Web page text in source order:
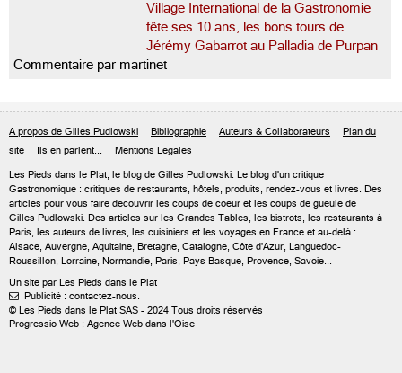
Village International de la Gastronomie
fête ses 10 ans, les bons tours de
Jérémy Gabarrot au Palladia de Purpan
Commentaire par martinet
A propos de Gilles Pudlowski Bibliographie Auteurs & Collaborateurs
Plan du
site
Ils en parlent... Mentions Légales
Les Pieds dans le Plat, le blog de Gilles Pudlowski. Le blog d'un critique
Gastronomique : critiques de restaurants, hôtels, produits, rendez-vous et livres. Des
articles pour vous faire découvrir les coups de coeur et les coups de gueule de
Gilles Pudlowski. Des articles sur les Grandes Tables, les bistrots, les restaurants à
Paris, les auteurs de livres, les cuisiniers et les voyages en France et au-delà :
Alsace, Auvergne, Aquitaine, Bretagne, Catalogne, Côte d'Azur, Languedoc-
Roussillon, Lorraine, Normandie, Paris, Pays Basque, Provence, Savoie...
Un site par Les Pieds dans le Plat
 Publicité : contactez-nous.
© Les Pieds dans le Plat SAS - 2024 Tous droits réservés
Progressio Web : Agence Web dans l'Oise